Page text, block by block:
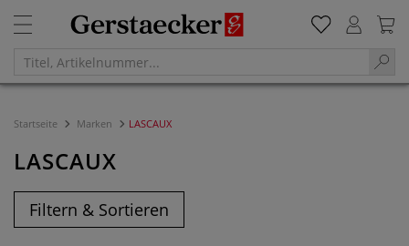
Startseite Marken LASCAUX
LASCAUX
Filtern & Sortieren